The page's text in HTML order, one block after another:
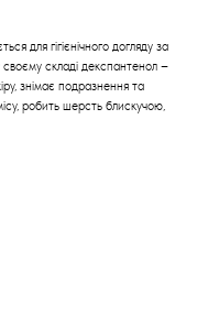
для гігієнічного догляду за
складі декспантенол –
знімає подразнення та
робить шерсть блискучою,